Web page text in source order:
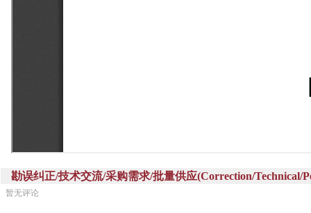
勘误纠正/技术交流/采购需求/批量供应(Correction/Technical/
暂无评论